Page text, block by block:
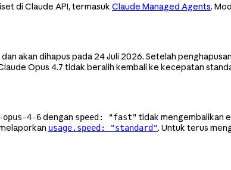
di Claude API, termasuk Claude Managed Agents.
akan dihapus pada 24 Juli 2026. Setelah
Opus 4.7 tidak beralih kembali ke kecepatan
opus-4-6dengan speed: "fast" tidak mengembalikan
usage.speed: "standard". Untuk terus